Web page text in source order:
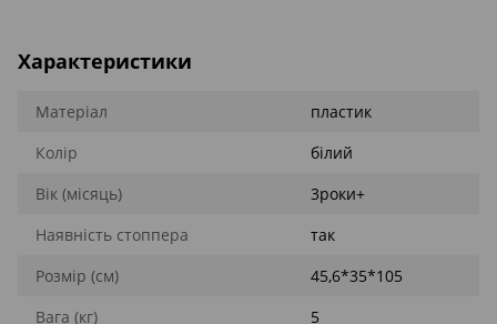
Характеристики
Матеріал
пластик
Колір
білий
Вік (місяць)
3роки+
Наявність стоппера
так
Розмір (см)
45,6*35*105
Вага (кг)
5